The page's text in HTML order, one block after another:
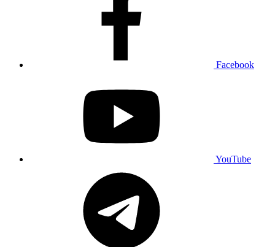
Facebook
YouTube